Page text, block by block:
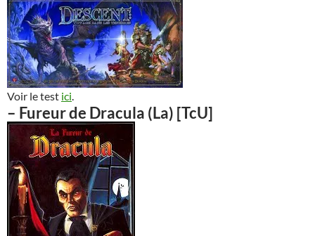
Voir le test ici.
– Fureur de Dracula (La) [TcU]